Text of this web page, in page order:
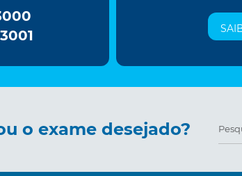
o exame desejado?